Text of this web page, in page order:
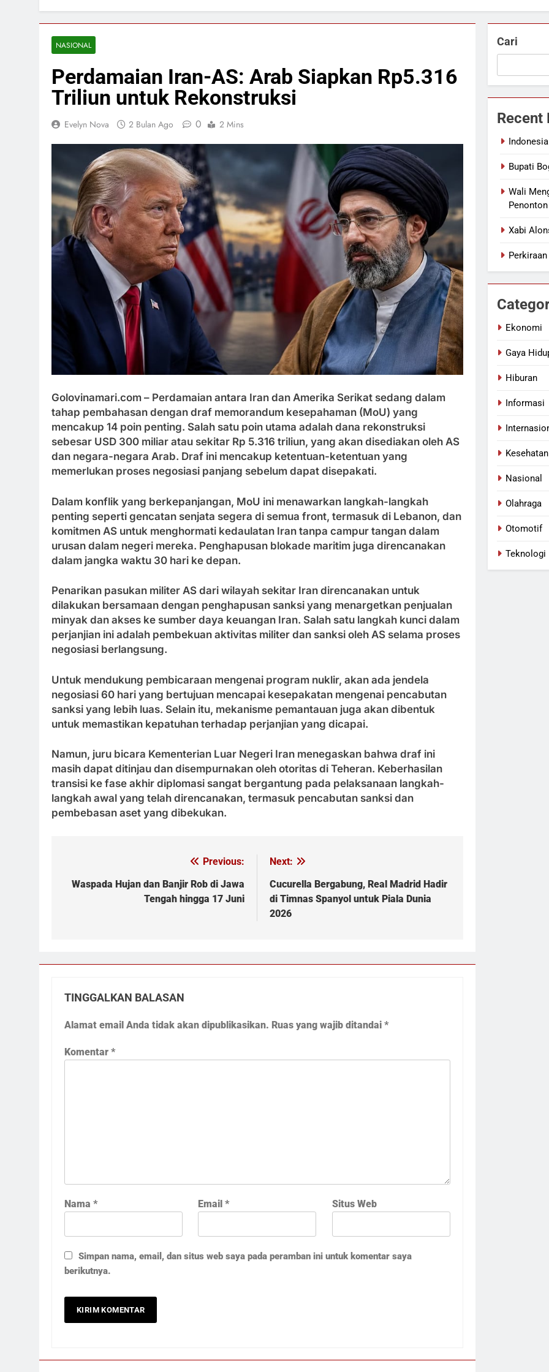
NASIONAL
Perdamaian Iran-AS: Arab Siapkan Rp5.316
Triliun untuk Rekonstruksi
Evelyn Nova 2 Bulan Ago 0 2 Mins
Golovinamari.com – Perdamaian antara Iran dan Amerika Serikat sedang dalam
tahap pembahasan dengan draf memorandum kesepahaman (MoU) yang
mencakup 14 poin penting. Salah satu poin utama adalah dana rekonstruksi
sebesar USD 300 miliar atau sekitar Rp 5.316 triliun, yang akan disediakan oleh AS
dan negara-negara Arab. Draf ini mencakup ketentuan-ketentuan yang
memerlukan proses negosiasi panjang sebelum dapat disepakati.
Dalam konflik yang berkepanjangan, MoU ini menawarkan langkah-langkah
penting seperti gencatan senjata segera di semua front, termasuk di Lebanon, dan
komitmen AS untuk menghormati kedaulatan Iran tanpa campur tangan dalam
urusan dalam negeri mereka. Penghapusan blokade maritim juga direncanakan
dalam jangka waktu 30 hari ke depan.
Penarikan pasukan militer AS dari wilayah sekitar Iran direncanakan untuk
dilakukan bersamaan dengan penghapusan sanksi yang menargetkan penjualan
minyak dan akses ke sumber daya keuangan Iran. Salah satu langkah kunci dalam
perjanjian ini adalah pembekuan aktivitas militer dan sanksi oleh AS selama proses
negosiasi berlangsung.
Untuk mendukung pembicaraan mengenai program nuklir, akan ada jendela
negosiasi 60 hari yang bertujuan mencapai kesepakatan mengenai pencabutan
sanksi yang lebih luas. Selain itu, mekanisme pemantauan juga akan dibentuk
untuk memastikan kepatuhan terhadap perjanjian yang dicapai.
Namun, juru bicara Kementerian Luar Negeri Iran menegaskan bahwa draf ini
masih dapat ditinjau dan disempurnakan oleh otoritas di Teheran. Keberhasilan
transisi ke fase akhir diplomasi sangat bergantung pada pelaksanaan langkah-
langkah awal yang telah direncanakan, termasuk pencabutan sanksi dan
pembebasan aset yang dibekukan.
pos
Previous:
Waspada Hujan dan Banjir Rob di Jawa
Tengah hingga 17 Juni
Next:
Cucurella Bergabung, Real Madrid Hadir
di Timnas Spanyol untuk Piala Dunia
2026
TINGGALKAN BALASAN
Alamat email Anda tidak akan dipublikasikan. Ruas yang wajib ditandai *
Komentar *
Nama * Email* Situs Web
Simpan nama, email, dan situs web saya pada peramban ini untuk komentar saya
berikutnya.
Cari
Recent
Bupati
Wali
Xabi
Ekonomi
Gaya
Hiburan
Informasi
Kesehatan
Nasional
Olahraga
Otomotif
Teknologi